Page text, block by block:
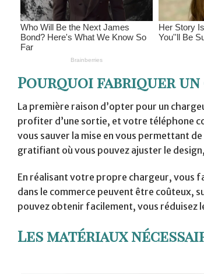
Pourquoi fabriquer
La première raison d’opter pour un
profiter d’une sortie, et votre téléphone
vous sauver la mise en vous permettant
gratifiant où vous pouvez ajuster le
En réalisant votre propre chargeur, vous
dans le commerce peuvent être coûteux,
pouvez obtenir facilement, vous réduisez
Les matériaux